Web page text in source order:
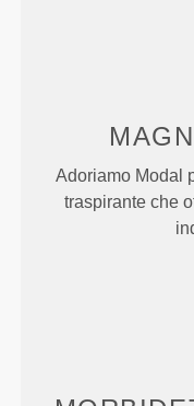
Adoriamo Modal
traspirante che